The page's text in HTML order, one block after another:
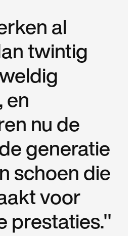
al
twintig
en
nu de
generatie
schoen die
voor
prestaties."